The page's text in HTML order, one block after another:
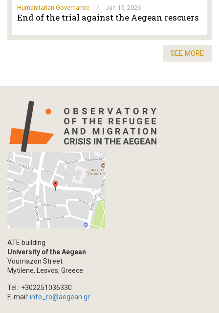
Humanitarian Governance / Jan 15, 2026
End of the trial against the Aegean rescuers
SEE MORE
ATE building
University of the Aegean
Vournazon Street
Mytilene, Lesvos, Greece
Tel.: +302251036330
E-mail: info_ro@aegean.gr